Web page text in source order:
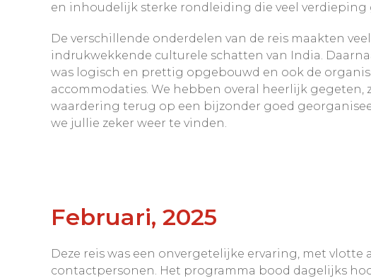
en inhoudelijk sterke rondleiding die veel verdieping
De verschillende onderdelen van de reis maakten
indrukwekkende culturele schatten van India.
was logisch en prettig opgebouwd en ook de
accommodaties. We hebben overal heerlijk gegeten,
waardering terug op een bijzonder goed
we jullie zeker weer te vinden.
Februari, 2025
Deze reis was een onvergetelijke ervaring, met
contactpersonen. Het programma bood dagelijks